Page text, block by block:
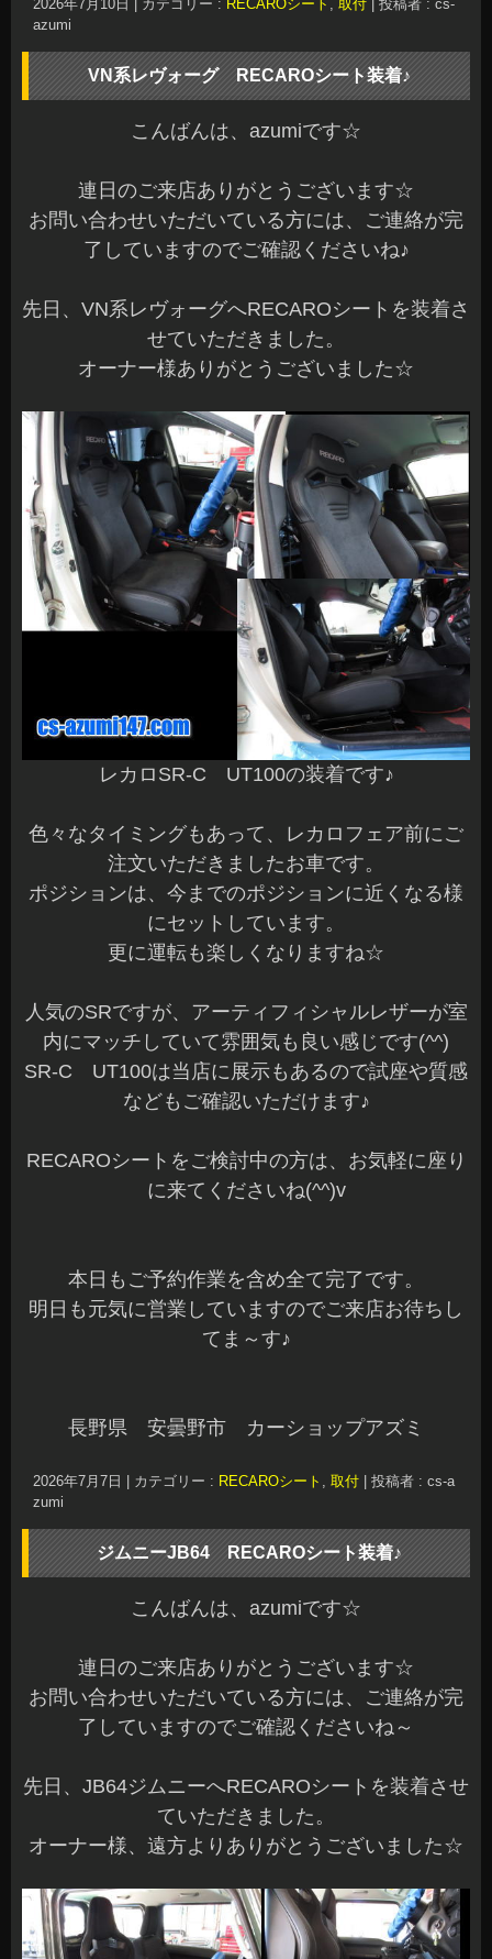
2026年7月10日 カテゴリー : RECAROシート , 取付
投稿者 : cs-
azumi
VN系レヴォーグ RECAROシート装着♪
こんばんは、azumiです☆
連日のご来店ありがとうございます☆
お問い合わせいただいている方には、ご連絡が完
了していますのでご確認くださいね♪
先日、VN系レヴォーグへRECAROシートを装着さ
せていただきました。
オーナー様ありがとうございました☆
レカロSR-C UT100の装着です♪
色々なタイミングもあって、レカロフェア前にご
注文いただきましたお車です。
ポジションは、今までのポジションに近くなる様
にセットしています。
更に運転も楽しくなりますね☆
人気のSRですが、アーティフィシャルレザーが室
内にマッチしていて雰囲気も良い感じです(^^)
SR-C UT100は当店に展示もあるので試座や質感
などもご確認いただけます♪
RECAROシートをご検討中の方は、お気軽に座り
に来てくださいね(^^)v
本日もご予約作業を含め全て完了です。
明日も元気に営業していますのでご来店お待ちし
てま～す♪
長野県 安曇野市 カーショップアズミ
2026年7月7日 | カテゴリー : RECAROシート 取付 | 投稿者 : cs-a
zumi
ジムニーJB64 RECAROシート装着♪
こんばんは、azumiです☆
連日のご来店ありがとうございます☆
お問い合わせいただいている方には、ご連絡が完
了していますのでご確認くださいね～
先日、JB64ジムニーへRECAROシートを装着させ
ていただきました。
オーナー様、遠方よりありがとうございました☆